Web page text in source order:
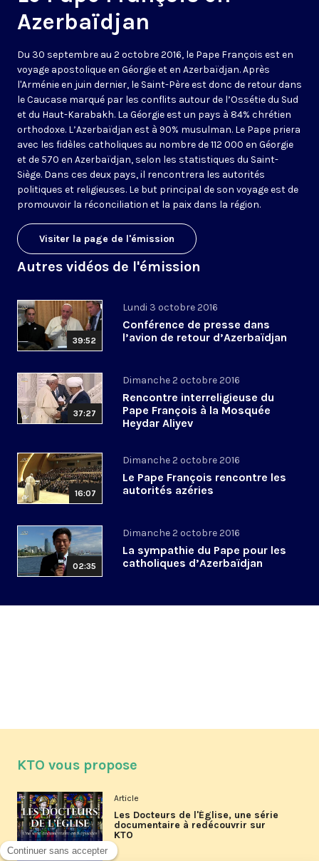
Azerbaïdjan
Du 30 septembre au 2 octobre 2016, le Pape François est en
voyage apostolique en Géorgie et en Azerbaïdjan. Après
l'Arménieen juin dernier, le Saint-Père est donc de retour dans
le Caucase marqué par les conflits autour de l’Ossétie du Sud
et du Haut-Karabakh. La Géorgie est un pays à 84% chrétien
orthodoxe. L’Azerbaïdjan est à 90% musulman. Le Pape priera
avec les fidèles catholiques au nombre de 112 000 en Géorgie
et de 570 en Azerbaïdjan, selon les statistiques du Saint-
Siège. Dans ces deux pays, il rencontrera les autorités
politiques et religieuses. Le but principal de son voyage est de
promouvoir la réconciliation et la paix dans la région.
Visiter la page de l'émission
Autres vidéos de l'émission
39:52
Lundi 3 octobre 2016
Conférence de presse dans
l’avion de retour d’Azerbaïdjan
37:27
Dimanche 2 octobre 2016
Rencontre interreligieuse du
Pape François à la Mosquée
Heydar Aliyev
16:07
Dimanche 2 octobre 2016
Le Pape François rencontre les
autorités azéries
02:35
Dimanche 2 octobre 2016
La sympathie du Pape pour les
catholiques d’Azerbaïdjan
KTO vous propose
Article
Les Docteurs de l'Église, une série
documentaire à redécouvrir sur
KTO